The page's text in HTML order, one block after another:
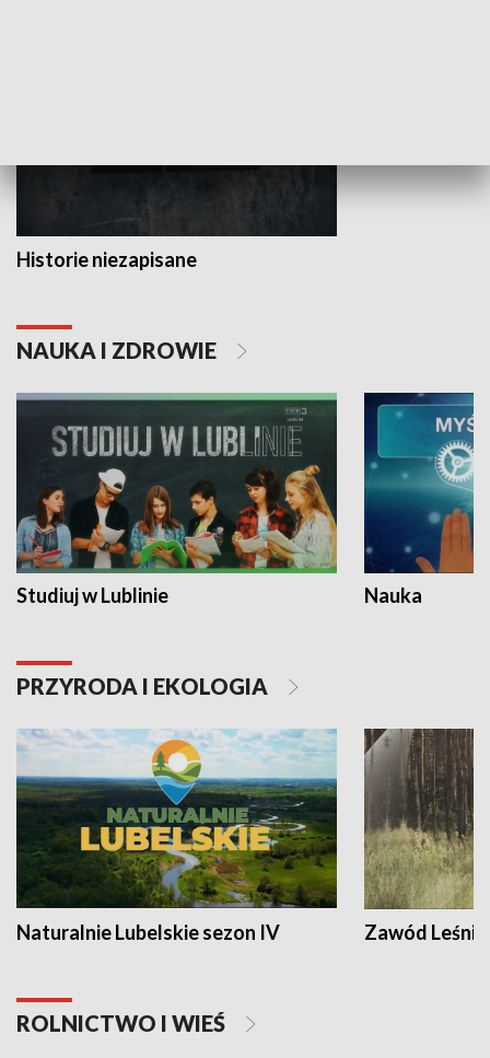
Historie niezapisane
NAUKA I ZDROWIE
Studiuj w Lublinie Nauka
PRZYRODA I EKOLOGIA
Naturalnie Lubelskie sezon IV Zawód Leśnik
ROLNICTWO I WIEŚ